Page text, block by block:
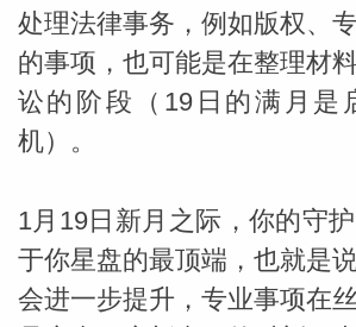
处理法律事务，例如版权、
的事项，也可能是在整理材
讼的阶段（19日的满月是
机）。
1月19日新月之际，你的守
于你星盘的最顶端，也就是
会进一步提升，专业事项在